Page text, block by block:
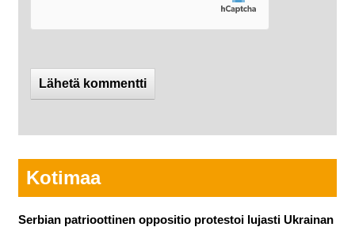
Kotimaa
Serbian patrioottinen oppositio protestoi lujasti Ukrainan